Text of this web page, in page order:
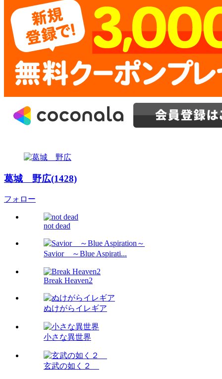
葛城 野広(1428)
フォロー
not dead
Savior ～Blue Aspirati...
Break Heaven2
ぬけがらイレギア
小さな異世界
玄武の如く２